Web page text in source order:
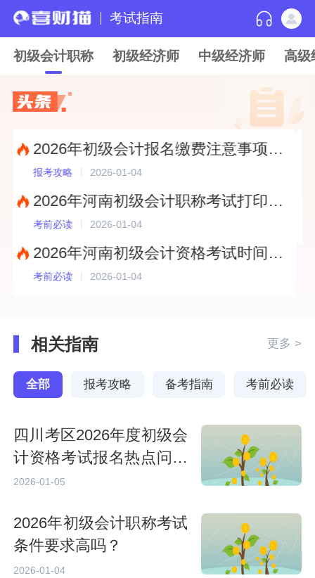
考试指南
初级会计职称 初级经济师 中级经济师 高级
2026年初级会计报名缴费注意事项有哪些？?
报考攻略 2026-01-04
2026年河南初级会计职称考试打印准考证时间：5月8日至5月15日?
考前必读 2026-01-04
2026年河南初级会计资格考试时间于5月16日至18日举行，共6个批次?
考前必读 2026-01-04
相关指南 更多 >
全部 报考攻略 备考指南 考前必读
四川考区2026年度初级会
计资格考试报名热点问题
解答
2026-01-05
2026年初级会计职称考试
条件要求高吗？
2026-01-04